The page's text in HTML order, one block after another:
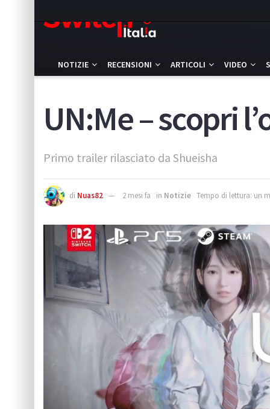
NOTIZIE RECENSIONI ARTICOLI VIDEO
UN:Me – scopri
Primo trailer rilasciato da Shueisha
di Nuas82 2 mesi fa in Notizie Tempo di lettura: un